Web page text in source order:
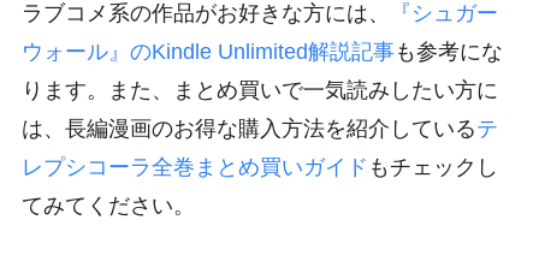
ラブコメ系の作品がお好きな方には、
『シュガー
ウォール』のKindle Unlimited解説記事も参考にな
ります。また、まとめ買いで一気読みしたい方に
は、長編漫画のお得な購入方法を紹介しているテ
レプシコーラ全巻まとめ買いガイド もチェックし
てみてください。